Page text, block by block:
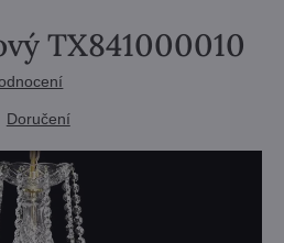
TX841000010
Doručení